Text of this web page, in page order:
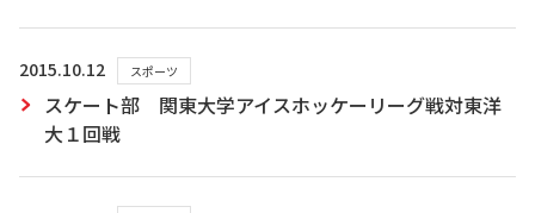
2015.10.12 スポーツ
スケート部 関東大学アイスホッケーリーグ戦対東洋
大１回戦